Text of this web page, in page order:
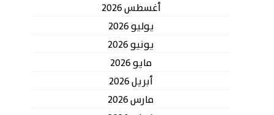
أغسطس 2026
يوليو 2026
يونيو 2026
مايو 2026
أبريل 2026
مارس 2026